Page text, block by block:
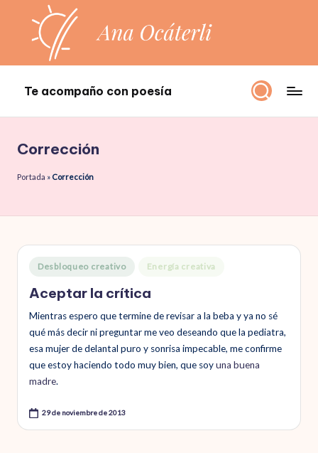
contenido
Te acompaño con poesía
con
poesía
Corrección
Portada » Corrección
Publicado
Desbloqueo creativo Energía creativa
Aceptar la crítica
Mientras espero que termine de revisar a la beba y ya no sé
qué más decir ni preguntar me veo deseando que la pediatra,
esa mujer de delantal puro y sonrisa impecable, me confirme
que estoy haciendo todo muy bien, que soyuna buena
madre.
29 de noviembre de 2013